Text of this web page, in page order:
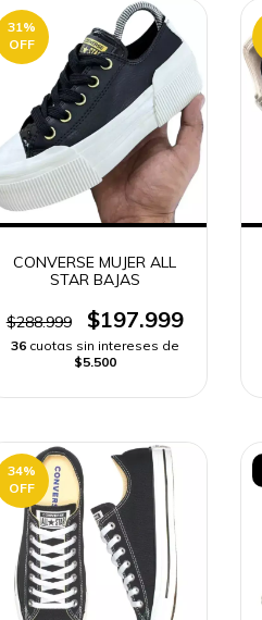
31%
OFF
CONVERSE MUJER ALL
STAR BAJAS
$288.999 $197.999
36 cuotas sin intereses de
$5.500
34%
OFF